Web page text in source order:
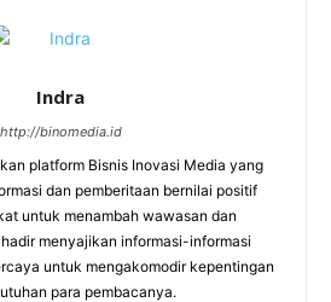
Indra
http://binomedia.id
platform Bisnis Inovasi Media yang
dan pemberitaan bernilai positif
untuk menambah wawasan dan
menyajikan informasi-informasi
untuk mengakomodir kepentingan
para pembacanya.